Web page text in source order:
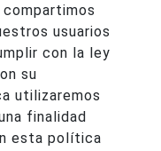
usuarios
con la ley
su
utilizaremos
finalidad
esta política